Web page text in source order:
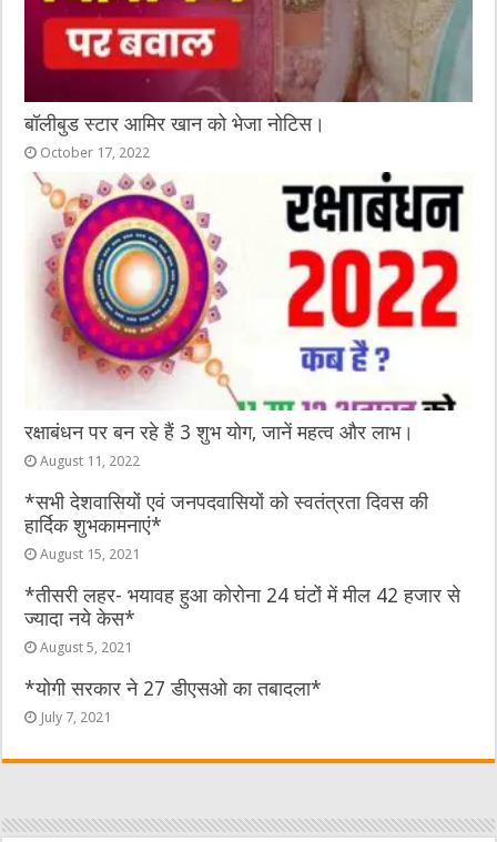
बॉलीबुड स्टार आमिर खान को भेजा नोटिस।
October 17, 2022
रक्षाबंधन पर बन रहे हैं 3 शुभ योग, जानें महत्व और लाभ।
August 11, 2022
*सभी देशवासियों एवं जनपदवासियों को स्वतंत्रता दिवस की
हार्दिक शुभकामनाएं*
August 15, 2021
*तीसरी लहर- भयावह हुआ कोरोना 24 घंटों में मील 42 हजार से
ज्यादा नये केस*
August 5, 2021
*योगी सरकार ने 27 डीएसओ का तबादला*
July 7, 2021